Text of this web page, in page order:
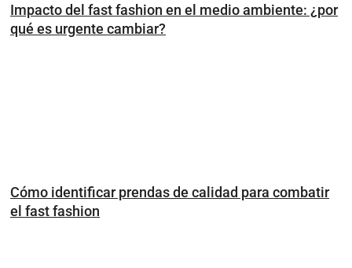
Impacto del fast fashion en el medio ambiente: ¿por
qué es urgente cambiar?
Cómo identificar prendas de calidad para combatir
el fast fashion